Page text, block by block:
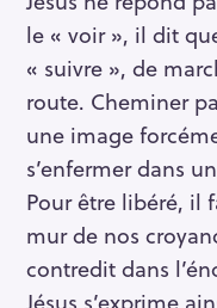
le « voir », il dit
« suivre », de
route. Cheminer
une image
s’enfermer dans
Pour être libéré, il
mur de nos
contredit dans
Jésus s’exprime